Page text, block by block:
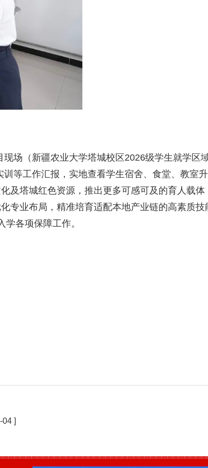
场（新疆农业大学塔城校区2026级学生就学区
等工作汇报，实地查看学生宿舍、食堂、教室
及塔城红色资源，推出更多可感可及的育人载体
专业布局，精准培育适配本地产业链的高素质技
各项保障工作。
04 ]